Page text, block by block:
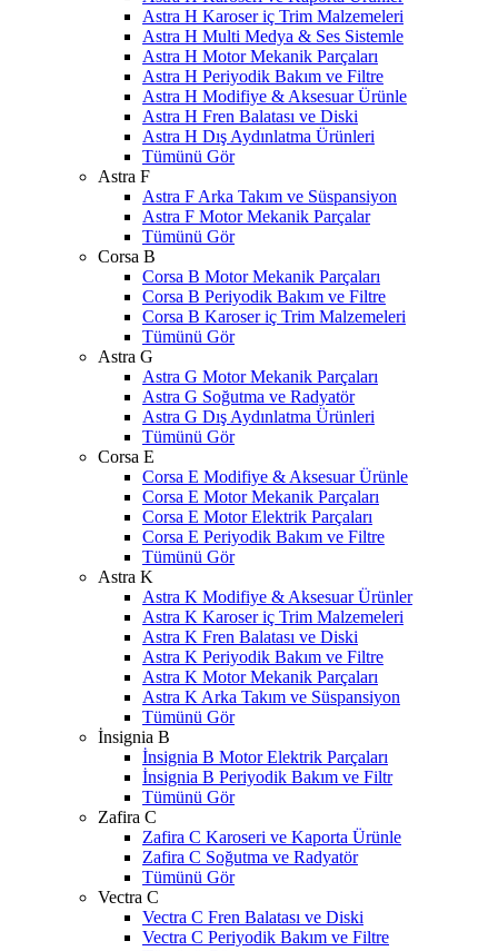
Astra H Karoser iç Trim Malzemeleri
Astra H Multi Medya & Ses Sistemle
Astra H Motor Mekanik Parçaları
Astra H Periyodik Bakım ve Filtre
Astra H Modifiye & Aksesuar Ürünle
Astra H Fren Balatası ve Diski
Astra H Dış Aydınlatma Ürünleri
Tümünü Gör
Astra F
Astra F Arka Takım ve Süspansiyon
Astra F Motor Mekanik Parçalar
Tümünü Gör
Corsa B
Corsa B Motor Mekanik Parçaları
Corsa B Periyodik Bakım ve Filtre
Corsa B Karoser iç Trim Malzemeleri
Tümünü Gör
Astra G
Astra G Motor Mekanik Parçaları
Astra G Soğutma ve Radyatör
Astra G Dış Aydınlatma Ürünleri
Tümünü Gör
Corsa E
Corsa E Modifiye & Aksesuar Ürünle
Corsa E Motor Mekanik Parçaları
Corsa E Motor Elektrik Parçaları
Corsa E Periyodik Bakım ve Filtre
Tümünü Gör
Astra K
Astra K Modifiye & Aksesuar Ürünler
Astra K Karoser iç Trim Malzemeleri
Astra K Fren Balatası ve Diski
Astra K Periyodik Bakım ve Filtre
Astra K Motor Mekanik Parçaları
Astra K Arka Takım ve Süspansiyon
Tümünü Gör
İnsignia B
İnsignia B Motor Elektrik Parçaları
İnsignia B Periyodik Bakım ve Filtr
Tümünü Gör
Zafira C
Zafira C Karoseri ve Kaporta Ürünle
Zafira C Soğutma ve Radyatör
Tümünü Gör
Vectra C
Vectra C Fren Balatası ve Diski
Vectra C Periyodik Bakım ve Filtre